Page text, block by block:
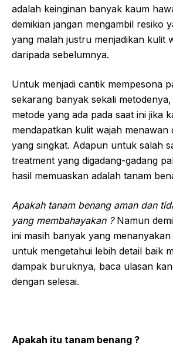
adalah keinginan banyak kaum
demikian jangan mengambil resiko
yang malah justru menjadikan kulit
daripada sebelumnya.
Untuk menjadi cantik mempesona
sekarang banyak sekali
metode yang ada pada saat ini jika
mendapatkan kulit wajah menawan
yang singkat. Adapun untuk salah
treatment yang digadang-gadang
hasil memuaskan adalah tanam
Apakah tanam benang aman dan
yang membahayakan ?Namun
ini masih banyak yang
untuk mengetahui lebih detail baik
dampak buruknya, baca ulasan
dengan selesai.
Apakah itu tanam benang ?